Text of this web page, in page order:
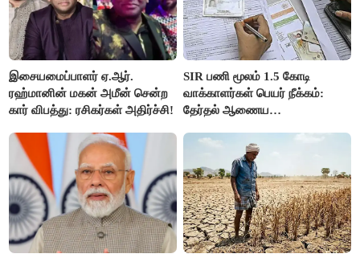
இசையமைப்பாளர் ஏ.ஆர்.
ரஹ்மானின் மகன் அமீன் சென்ற
கார் விபத்து: ரசிகர்கள் அதிர்ச்சி!
SIR பணி மூலம் 1.5 கோடி
வாக்காளர்கள் பெயர் நீக்கம்:
தேர்தல் ஆணைய